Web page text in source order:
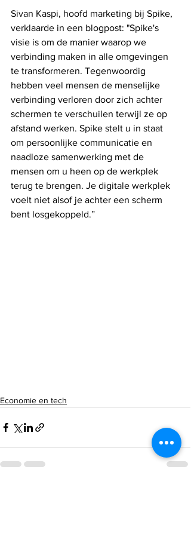
Sivan Kaspi, hoofd marketing bij Spike,
verklaarde in een blogpost: "Spike's
visie is om de manier waarop we
verbinding maken in alle omgevingen
te transformeren. Tegenwoordig
hebben veel mensen de menselijke
verbinding verloren door zich achter
schermen te verschuilen terwijl ze op
afstand werken. Spike stelt u in staat
om persoonlijke communicatie en
naadloze samenwerking met de
mensen om u heen op de werkplek
terug te brengen. Je digitale werkplek
voelt niet alsof je achter een scherm
bent losgekoppeld.”
Economie en tech